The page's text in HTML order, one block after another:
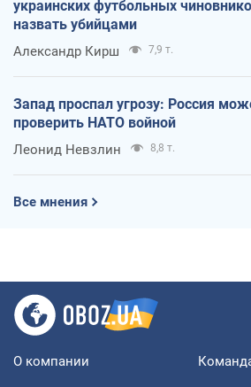
украинских футбольных
назвать убийцами
Александр Кирш 7,9 т.
Запад проспал угрозу: Россия
проверить НАТО войной
Леонид Невзлин 8,8 т.
Все мнения
О компании